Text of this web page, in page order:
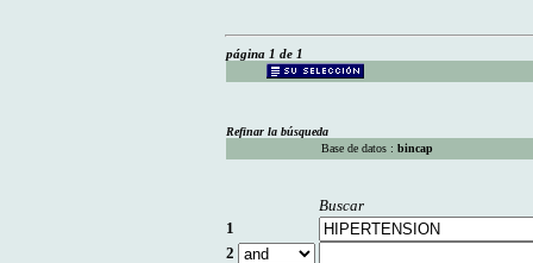
página 1 de 1
Refinar la búsqueda
Base de datos : bincap
Buscar
1
2